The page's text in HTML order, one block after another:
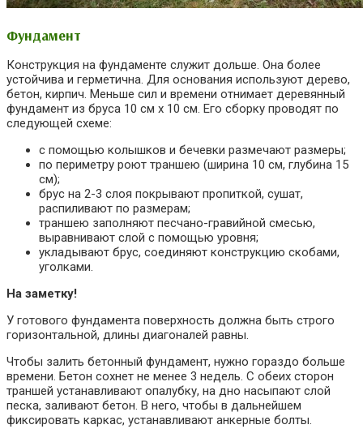
Фундамент
Конструкция на фундаменте служит дольше. Она более
устойчива и герметична. Для основания используют дерево,
бетон, кирпич. Меньше сил и времени отнимает деревянный
фундамент из бруса 10 см x 10 см. Его сборку проводят по
следующей схеме:
с помощью колышков и бечевки размечают размеры;
по периметру роют траншею (ширина 10 см, глубина 15
см);
брус на 2-3 слоя покрывают пропиткой, сушат,
распиливают по размерам;
траншею заполняют песчано-гравийной смесью,
выравнивают слой с помощью уровня;
укладывают брус, соединяют конструкцию скобами,
уголками.
На заметку!
У готового фундамента поверхность должна быть строго
горизонтальной, длины диагоналей равны.
Чтобы залить бетонный фундамент, нужно гораздо больше
времени. Бетон сохнет не менее 3 недель. С обеих сторон
траншей устанавливают опалубку, на дно насыпают слой
песка, заливают бетон. В него, чтобы в дальнейшем
фиксировать каркас, устанавливают анкерные болты.